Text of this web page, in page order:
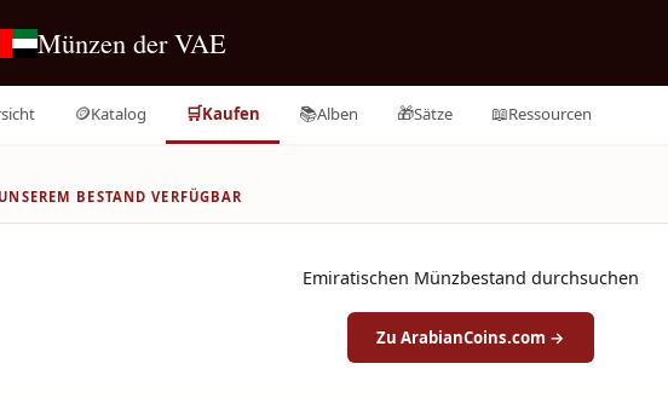
Münzen der VAE
🪙Katalog 🛒Kaufen 📚Alben 🎁Sätze 📖Ressourcen
BESTAND VERFÜGBAR
Emiratischen Münzbestand durchsuchen
Zu ArabianCoins.com →